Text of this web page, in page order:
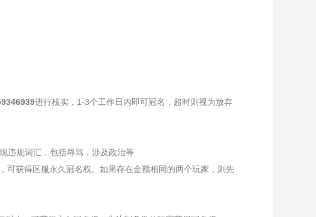
进行核实，1-3个工作日内即可冠名，超时则视为放弃
现违规词汇，包括辱骂，涉及政治等
可获得区服永久冠名权。如果存在金额相同的两个玩家，则先